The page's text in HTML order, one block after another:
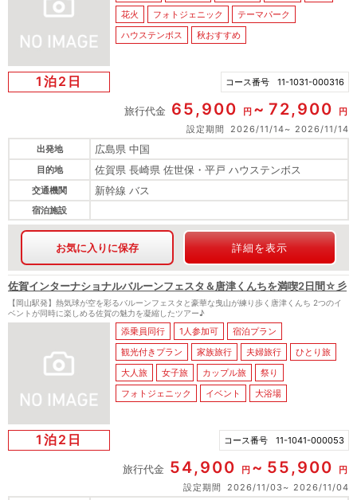
花火
フォトジェニック
テーマパーク
ハウステンボス
秋おすすめ
1泊2日 コース番号 11-1031-000316
旅行代金 65,900 円 72,900
円
設定期間
2026/11/14
2026/11/14
出発地
広島県 中国
目的地 佐賀県 長崎県 佐世保・平戸 ハウステンボス
交通機関 新幹線 バス
宿泊施設
お気に入りに保存 詳細を表示
佐賀インターナショナルバルーンフェスタ＆唐津くんちを満喫2日間☆彡
【岡山駅発】熱気球が空を彩るバルーンフェスタと豪華な曳山が練り歩く唐津くんち 2つのイ
ベントが同時に楽しめる佐賀の魅力を凝縮したツアー♪
添乗員同行 1人参加可
宿泊プラン
観光付きプラン
家族旅行 夫婦旅行
ひとり旅
大人旅
女子旅 カップル旅
祭り
フォトジェニック
イベント 大浴場
1泊2日 コース番号 11-1041-000053
旅行代金 54,900 円 55,900
円
設定期間
2026/11/03
2026/11/04